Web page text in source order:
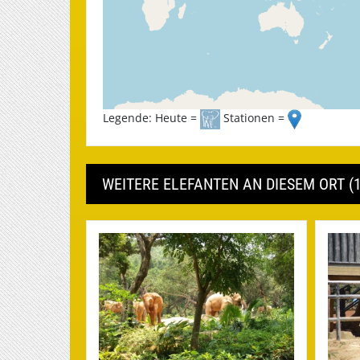
Legende: Heute = Stationen =
WEITERE ELEFANTEN AN DIESEM ORT